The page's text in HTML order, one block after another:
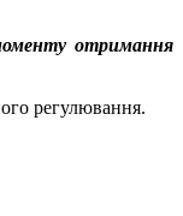
отримання
регулювання.